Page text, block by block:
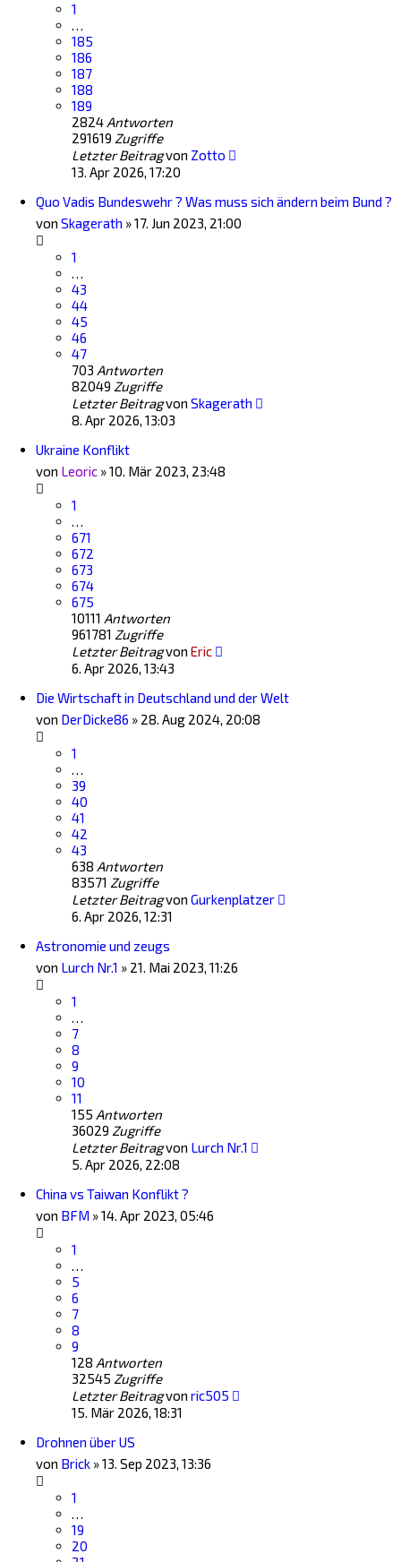
1
…
185
186
187
188
189
2824 Antworten
291619 Zugriffe
Letzter Beitragvon Zotto
13. Apr 2026, 17:20
Quo Vadis Bundeswehr ? Was muss sich ändern beim Bund ?
von Skagerath »17. Jun 2023, 21:00
1
…
43
44
45
46
47
703 Antworten
82049 Zugriffe
Letzter Beitragvon Skagerath
8. Apr 2026, 13:03
Ukraine Konflikt
von Leoric »10. Mär 2023, 23:48
1
…
671
672
673
674
675
10111 Antworten
961781 Zugriffe
Letzter Beitragvon Eric
6. Apr 2026, 13:43
Die Wirtschaft in Deutschland und der Welt
von DerDicke86 » 28. Aug 2024, 20:08
1
…
39
40
41
42
43
638 Antworten
83571 Zugriffe
Letzter Beitragvon Gurkenplatzer
6. Apr 2026, 12:31
Astronomie und zeugs
von Lurch Nr.1 » 21. Mai 2023, 11:26
1
…
7
8
9
10
11
155 Antworten
36029 Zugriffe
Letzter Beitragvon Lurch Nr.1
5. Apr 2026, 22:08
China vs Taiwan Konflikt ?
von BFM »14. Apr 2023, 05:46
1
…
5
6
7
8
9
128 Antworten
32545 Zugriffe
Letzter Beitragvon ric505
15. Mär 2026, 18:31
Drohnen über US
von Brick »13. Sep 2023, 13:36
1
…
19
20